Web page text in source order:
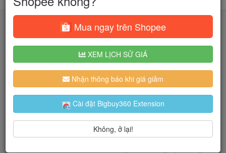
Tìm kiếm
Người dùng đang quan tâm đến 🔥...
Trang chủ Thời Trang Nữ Đồ lót
Quần lót
Mua ngay trên Shopee
XEM LỊCH SỬ GIÁ
Nhận thông báo khi giá giảm
Cài đặt Bigbuy360 Extension
Không, ở lại!